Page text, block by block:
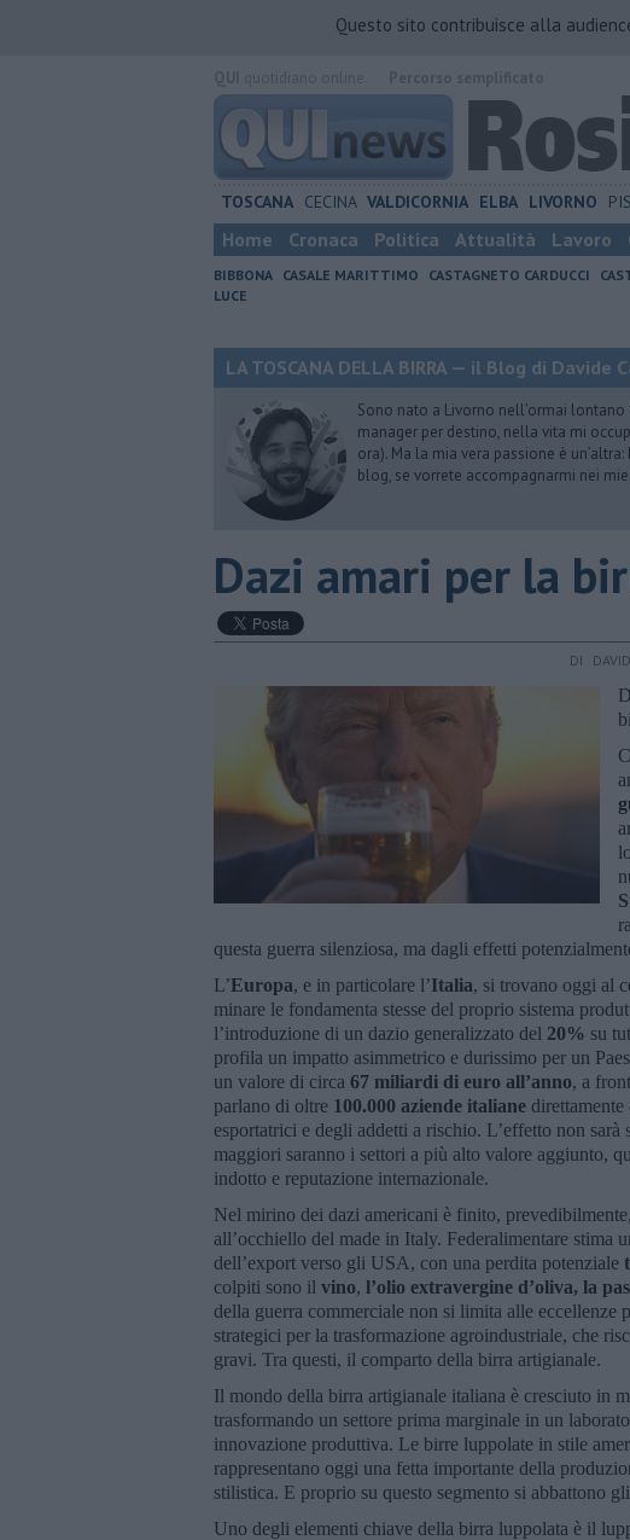
Questo sito contribuisce alla
TOSCANA CECINA VALDICORNIA ELBA LIVORNO
Home Cronaca Politica Attualità Lavoro
BIBBONA CASALE MARITTIMO CASTAGNETO CARDUCCI
LUCE
LA TOSCANA DELLA BIRRA — il Blog di Davide
Sono nato a Livorno nell’ormai
manager per destino, nella vita mi
ora). Ma la mia vera passione è
blog, se vorrete accompagnarmi nei
Dazi amari per la
DI
questa guerra silenziosa, ma dagli effetti
L’Europa, e in particolare l’Italia, si trovano oggi al
minare le fondamenta stesse del proprio sistema
l’introduzione di un dazio generalizzato del 20% su
profila un impatto asimmetrico e durissimo per un
un valore di circa 67 miliardi di euro all’anno, a
parlano di oltre 100.000 aziende italiane
esportatrici e degli addetti a rischio. L’effetto non
maggiori saranno i settori a più alto valore aggiunto,
indotto e reputazione internazionale.
Nel mirino dei dazi americani è finito,
all’occhiello del made in Italy. Federalimentare stima
dell’export verso gli USA, con una perdita potenziale
colpiti sono il vino, l’olio extravergine d’oliva, la
della guerra commerciale non si limita alle
strategici per la trasformazione agroindustriale, che
gravi. Tra questi, il comparto della birra artigianale.
Il mondo della birra artigianale italiana è cresciuto in
trasformando un settore prima marginale in un
innovazione produttiva. Le birre luppolate in stile
rappresentano oggi una fetta importante della
stilistica. E proprio su questo segmento si abbattono
Uno degli elementi chiave della birra luppolata è il